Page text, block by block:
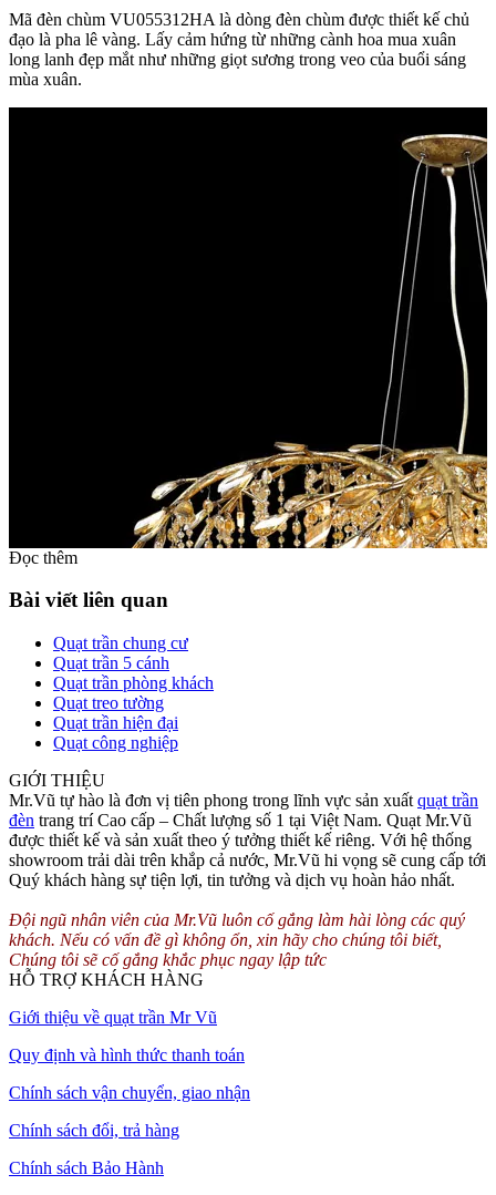
Mã đèn chùm VU055312HA là dòng đèn chùm được thiết kế chủ
đạo là pha lê vàng. Lấy cảm hứng từ những cành hoa mua xuân
long lanh đẹp mắt như những giọt sương trong veo của buổi sáng
mùa xuân.
Đèn chùm là sự kết hợp từ 4 cành hoa đối xứng với nhau. Khung
bằng thép và đính hạt pha lê cực kì tỉ mẩn và hoàn toàn chế tác thủ
công. Vì vậy mà những đường nét tinh xảo và đẹp đến hút hồn. Bên
dưới là những chuỗi hạt pha lê được đính vào với 4 cành hoa khi
nhìn vào là 1 chùm cành đẹp lung linh và mềm mại.
Khung làm bằng thép nhưng được làm uốn lượn mềm mại và giống
như thật sống động. Khi bật đèn lên khách hàng hoàn toàn thấy căn
phòng tráng lệ và tràn đầy ánh sáng vàng huyền diệu.
đèn nhưng công suất đèn nhỏ nên đảm bảo không bị tốn điện cho
liên hệ MR.VU để được phục vụ tốt nhất.
Đọc thêm
Bài viết liên quan
Quạt trần chung cư
Quạt trần 5 cánh
Quạt trần phòng khách
Quạt treo tường
Quạt trần hiện đại
Quạt công nghiệp
GIỚI THIỆU
Mr.Vũ tự hào là đơn vị tiên phong trong lĩnh vực sản xuất quạt trần
đèn trang trí Cao cấp – Chất lượng số 1 tại Việt Nam. Quạt Mr.Vũ
được thiết kế và sản xuất theo ý tưởng thiết kế riêng. Với hệ thống
showroom trải dài trên khắp cả nước, Mr.Vũ hi vọng sẽ cung cấp tới
Quý khách hàng sự tiện lợi, tin tưởng và dịch vụ hoàn hảo nhất.
Đội ngũ nhân viên của Mr.Vũ luôn cố gắng làm hài lòng các quý
khách. Nếu có vấn đề gì không ổn, xin hãy cho chúng tôi biết,
Chúng tôi sẽ cố gắng khắc phục ngay lập tức
HỖ TRỢ KHÁCH HÀNG
Giới thiệu về quạt trần Mr Vũ
Quy định và hình thức thanh toán
Chính sách vận chuyển, giao nhận
Chính sách đổi, trả hàng
Chính sách Bảo Hành